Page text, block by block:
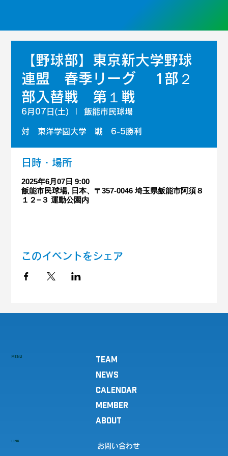
【野球部】東京新大学野球
連盟 春季リーグ 1部２
部入替戦 第１戦
6月07日(土) 飯能市民球場
対 東洋学園大学 戦 6-5勝利
日時・場所
2025年6月07日 9:00
飯能市民球場, 日本、〒357-0046 埼玉県飯能市阿須８
１２−３ 運動公園内
このイベントをシェア
MENU
TEAM
NEWS
CALENDAR
MEMBER
ABOUT
LINK
お問い合わせ